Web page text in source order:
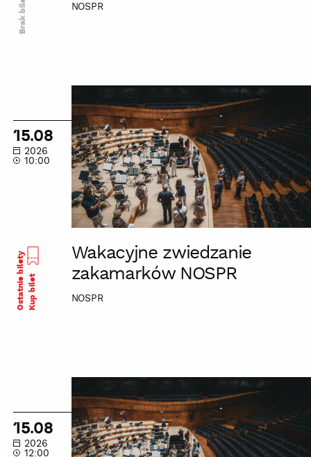
NOSPR
zwiedzanie
zakamarków
NOSPR
15.08
2026
10:00
Wakacyjne zwiedzanie
zakamarków NOSPR
NOSPR
Ostatnie biletyKup bilet
zwiedzanie
zakamarków
NOSPR
15.08
2026
12:00